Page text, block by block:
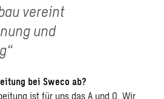
vereint
und
bei Sweco ab?
ist für uns das A und O. Wir